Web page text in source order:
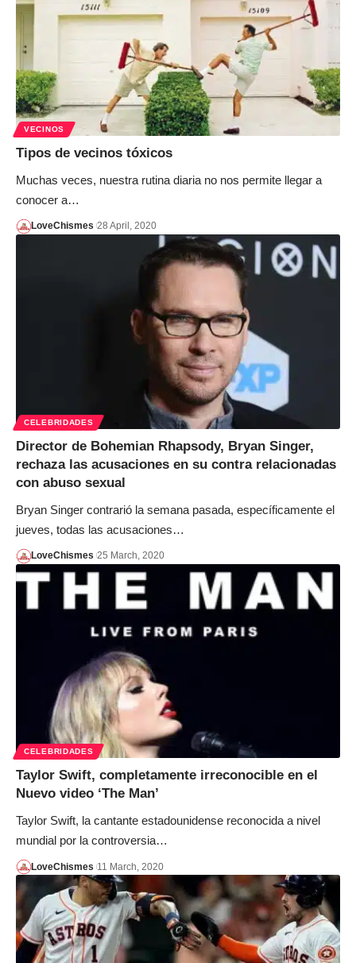
VECINOS
Tipos de vecinos tóxicos
Muchas veces, nuestra rutina diaria no nos permite llegar a
conocer a…
LoveChismes 28 April, 2020
CELEBRIDADES
Director de Bohemian Rhapsody, Bryan Singer,
rechaza las acusaciones en su contra relacionadas
con abuso sexual
Bryan Singer contrarió la semana pasada, específicamente el
jueves, todas las acusaciones…
LoveChismes 25 March, 2020
CELEBRIDADES
Taylor Swift, completamente irreconocible en el
Nuevo video ‘The Man’
Taylor Swift, la cantante estadounidense reconocida a nivel
mundial por la controversia…
LoveChismes 11 March, 2020